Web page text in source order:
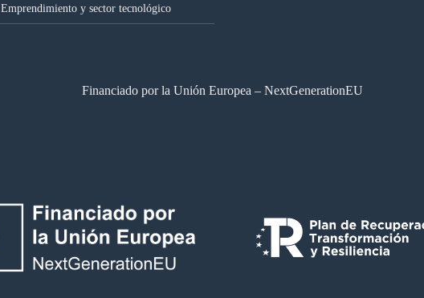
Emprendimiento y sector tecnológico
Financiado por la Unión Europea – NextGenerationEU